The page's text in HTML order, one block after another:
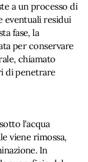
a un processo di
eventuali residui
fase, la
per conservare
chiamato
di penetrare
l'acqua
viene rimossa,
In